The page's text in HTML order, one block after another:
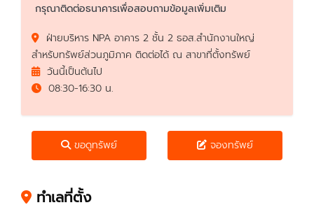
กรุณาติดต่อธนาคารเพื่อสอบถามข้อมูลเพิ่มเติม
ฝ่ายบริหาร NPA อาคาร 2 ชั้น 2 ธอส.สำนักงานใหญ่
สำหรับทรัพย์ส่วนภูมิภาค ติดต่อได้ ณ สาขาที่ตั้งทรัพย์
วันนี้เป็นต้นไป
08:30-16:30 น.
ขอดูทรัพย์ จองทรัพย์
ทำเลที่ตั้ง